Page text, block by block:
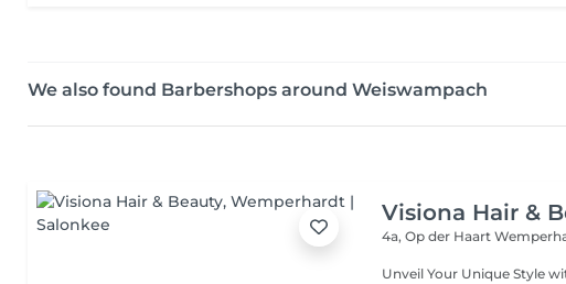
We also found Barbershops around Weiswampach
Visiona Hair &
4a, Op der Haart
Unveil Your Unique Style with Passion and Elegance! Your hair is